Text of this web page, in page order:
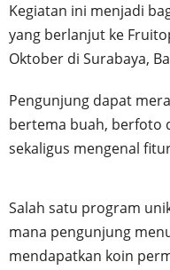
Kegiatan ini menjadi
yang berlanjut ke
Oktober di Surabaya,
Pengunjung dapat
bertema buah, berfoto
sekaligus mengenal
Salah satu program
mana pengunjung
mendapatkan koin